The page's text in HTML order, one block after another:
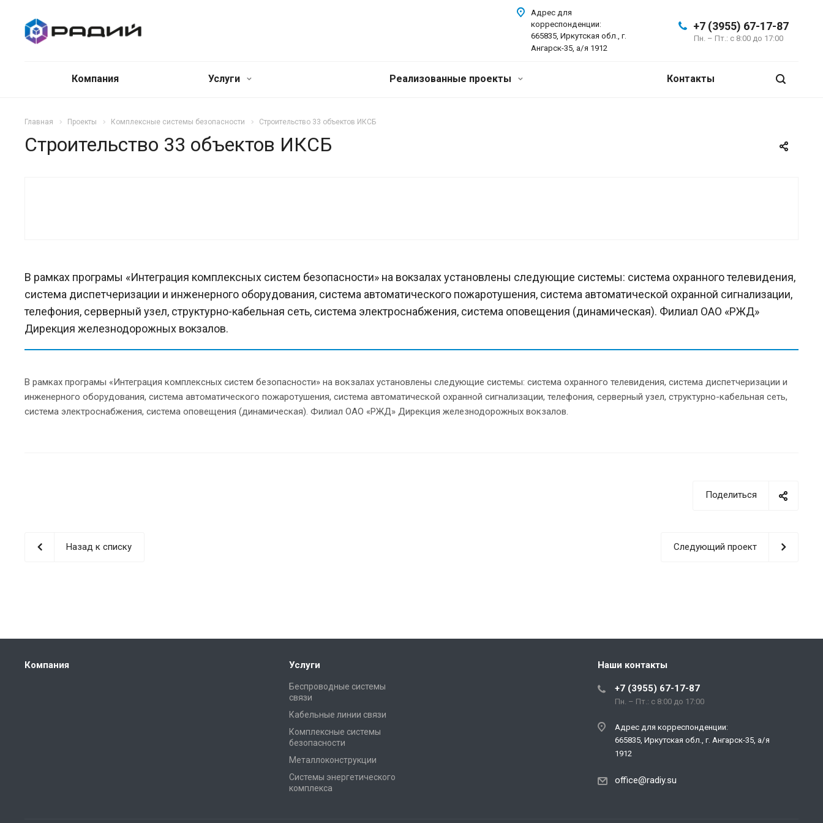
+7 (3955) 67-17-87
Пн. – Пт.: с 8:00 до 17:00
Адрес для
корреспонденции:
665835, Иркутская обл., г.
Ангарск-35, а/я 1912
Компания Услуги Реализованные проекты Контакты
Главная Проекты Комплексные системы безопасности Строительство 33 объектов ИКСБ
Строительство 33 объектов ИКСБ
В рамках програмы «Интеграция комплексных систем безопасности» на вокзалах установлены следующие системы: система охранного телевидения,
система диспетчеризации и инженерного оборудования, система автоматического пожаротушения, система автоматической охранной сигнализации,
телефония, серверный узел, структурно-кабельная сеть, система электроснабжения, система оповещения (динамическая). Филиал ОАО «РЖД»
Дирекция железнодорожных вокзалов.
В рамках програмы «Интеграция комплексных систем безопасности» на вокзалах установлены следующие системы: система охранного телевидения, система диспетчеризации и
инженерного оборудования, система автоматического пожаротушения, система автоматической охранной сигнализации, телефония, серверный узел, структурно-кабельная сеть,
система электроснабжения, система оповещения (динамическая). Филиал ОАО «РЖД» Дирекция железнодорожных вокзалов.
Поделиться
Назад к списку Следующий проект
Компания Услуги
Беспроводные системы
связи
Кабельные линии связи
Комплексные системы
безопасности
Металлоконструкции
Системы энергетического
комплекса
Наши контакты
+7 (3955) 67-17-87
Пн. – Пт.: с 8:00 до 17:00
Адрес для корреспонденции:
665835, Иркутская обл., г. Ангарск-35, а/я
1912
office@radiy.su